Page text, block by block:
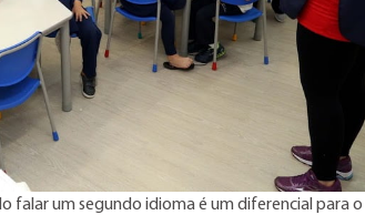
falar um segundo idioma é um diferencial para o